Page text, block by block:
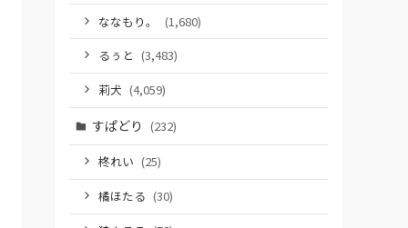
ななもり。
(1,680)
るぅと (3,483)
莉犬 (4,059)
すぱどり (232)
柊れい (25)
橘ほたる (30)